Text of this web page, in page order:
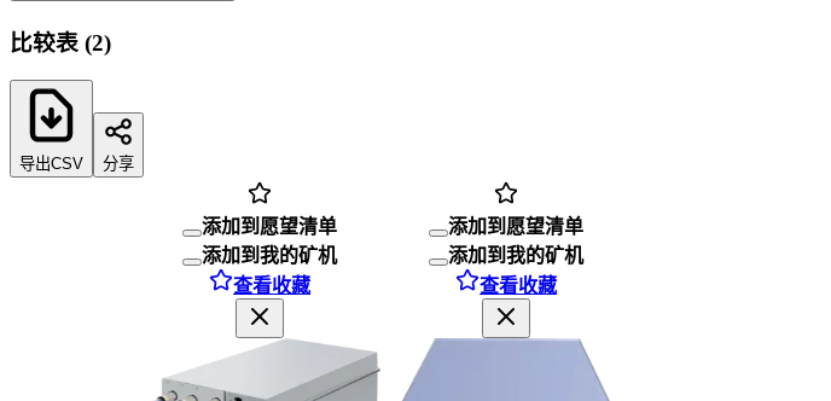
比较表 (2)
导出CSV 分享
添加到愿望清单
添加到我的矿机
查看收藏
添加到愿望清单
添加到我的矿机
查看收藏